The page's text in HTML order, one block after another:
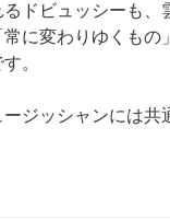
ドビュッシーも、
に変わりゆくもの
。
ジッシャンには共